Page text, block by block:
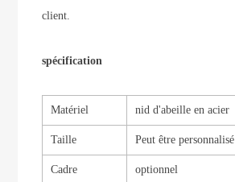
client.
spécification
Matériel nid d'abeille en acier
Taille Peut être personnalisé
Cadre optionnel